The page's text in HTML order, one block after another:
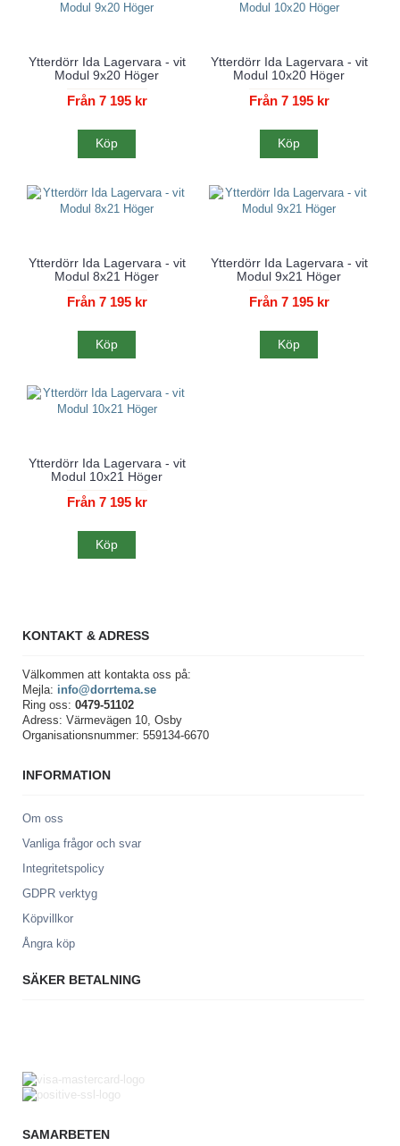
Ytterdörr Ida Lagervara - vit
Modul 9x20 Höger
Från 7 195 kr
Köp
Ytterdörr Ida Lagervara - vit
Modul 10x20 Höger
Från 7 195 kr
Köp
Ytterdörr Ida Lagervara - vit
Modul 8x21 Höger
Från 7 195 kr
Köp
Ytterdörr Ida Lagervara - vit
Modul 9x21 Höger
Från 7 195 kr
Köp
Ytterdörr Ida Lagervara - vit
Modul 10x21 Höger
Från 7 195 kr
Köp
KONTAKT & ADRESS
Välkommen att kontakta oss på:
Mejla: info@dorrtema.se
Ring oss: 0479-51102
Adress: Värmevägen 10, Osby
Organisationsnummer: 559134-6670
INFORMATION
Om oss
Vanliga frågor och svar
Integritetspolicy
GDPR verktyg
Köpvillkor
Ångra köp
SÄKER BETALNING
SAMARBETEN